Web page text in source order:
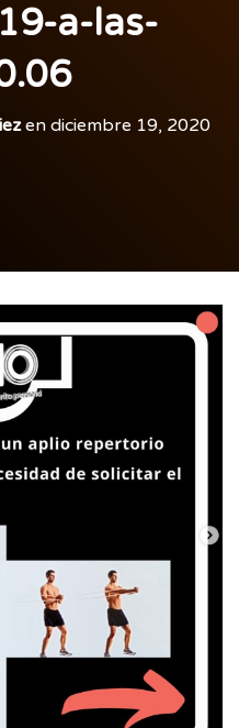
a-las-
en diciembre 19, 2020